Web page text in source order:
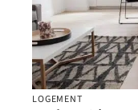
LOGEMENT